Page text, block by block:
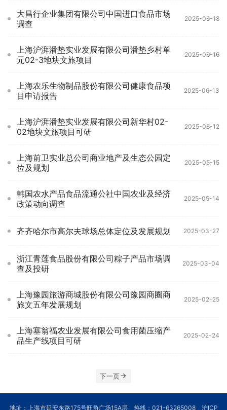
大昌行企业集团有限公司中国进口食品市场
调查
2025-06-18
上海沪湃潘垫实业发展有限公司潘垫乡村单
元02-3地块文旅项目
2025-06-16
上海农乐生物制品股份有限公司健康食品项
目申请报告
2025-06-13
上海沪湃潘垫实业发展有限公司新华村02-
02地块文旅项目可研
2025-06-12
上海前卫实业总公司商业地产及生态公园定
位及规划
2025-05-15
韩国农水产品食品流通公社中国农业及经济
政策动向调查
2025-05-14
齐齐哈尔市高尔夫球场总体定位及发展规划 2025-03-27
浙江青莲食品股份有限公司粽子产品市场调
查及投研
2025-03-04
上海豫园旅游商城股份有限公司豫园商圈商
旅文五年发展规划
2025-02-25
上海塞翁福农业发展有限公司食用菌压缩产
品生产线项目可研
2025-02-24
下一页
地址：上海市延安东路175号旺角广场15A层 热线：021-63265008 沪ICP